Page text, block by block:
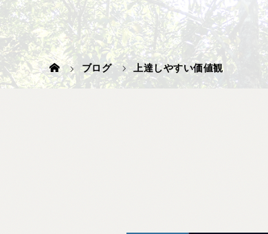
ブログ 上達しやすい価値観